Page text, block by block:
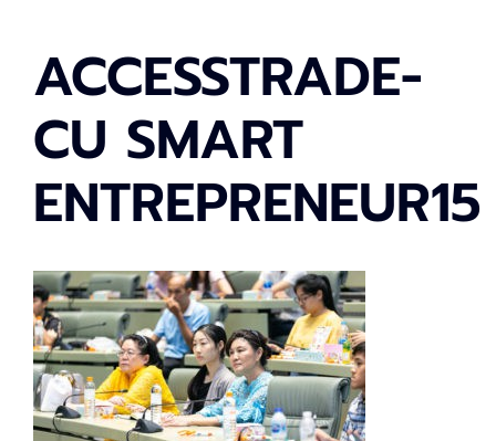
ACCESSTRADE-
CU SMART
ENTREPRENEUR15